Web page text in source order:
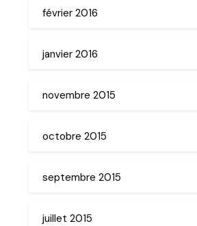
février 2016
janvier 2016
novembre 2015
octobre 2015
septembre 2015
juillet 2015